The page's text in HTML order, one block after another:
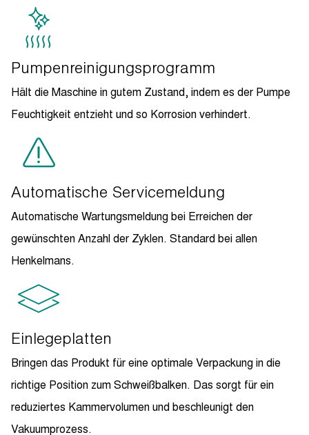
Pumpenreinigungsprogramm
Hält die Maschine in gutem Zustand, indem es der Pumpe
Feuchtigkeit entzieht und so Korrosion verhindert.
Automatische Servicemeldung
Automatische Wartungsmeldung bei Erreichen der
gewünschten Anzahl der Zyklen. Standard bei allen
Henkelmans.
Einlegeplatten
Bringen das Produkt für eine optimale Verpackung in die
richtige Position zum Schweißbalken. Das sorgt für ein
reduziertes Kammervolumen und beschleunigt den
Vakuumprozess.